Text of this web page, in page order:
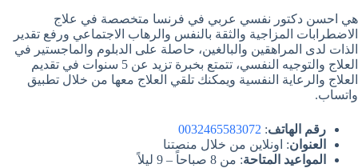
هي احسن دكتور نفسي عربي في فرنسا متخصصة في علاج
الاضطرابات المزاجية والثقة بالنفس والرهاب الاجتماعي ورفع تقدير
الذات لدى المراهقين والبالغين، حاصلة على الدبلوم والماجستير في
العلاج والتوجيه النفسي، تتمتع بخبرة تزيد عن 5 سنوات في تقديم
العلاج والرعاية النفسية ويمكنك تلقي العلاج معها من خلال تطبيق
واتساب.
رقم الهاتف:
العنوان: اونلاين من خلال منصتنا
المواعيد المتاحة: من 8 صباحاً – 9 ليلاً